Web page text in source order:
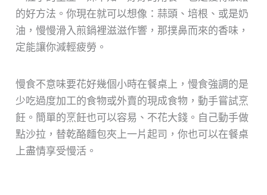
的好方法。你現在就可以想像：蒜頭、培根、或是奶
油，慢慢滑入煎鍋裡滋滋作響，那撲鼻而來的香味，
定能讓你減輕疲勞。
慢食不意味要花好幾個小時在餐桌上，慢食強調的是
少吃過度加工的食物或外賣的現成食物，動手嘗試烹
飪。簡單的烹飪也可以容易、不花大錢。自己動手做
點沙拉，替乾酪麵包夾上一片起司，你也可以在餐桌
上盡情享受慢活。